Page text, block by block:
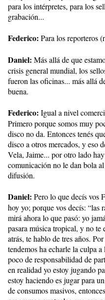
para los intérpretes, para los
grabación...
Federico: Para los reporteros
Daniel: Más allá de que
crisis general mundial, los
fueron las oficinas... más allá
buena.
Federico: Igual a nivel
Primero porque somos muy
disco no da. Entonces tenés
disco a otros mercados, y eso
Vela, Jaime... por otro lado
comunicación no le dan bola
difusión.
Daniel: Pero lo que decís vos
hoy yo; porque vos decís: “las
mirá ahora lo que pasó: yo
pasara música tropical, y no te
atrás, te hablo de tres años.
tendemos ha echarle la culpa
poco de responsabilidad de
en realidad yo estoy jugando
estoy haciendo es jugar para
de consumos masivos,